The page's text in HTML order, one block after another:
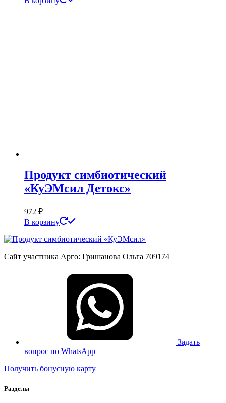
Продукт симбиотический
«КуЭМсил Детокс»
972 ₽
В корзину
Сайт участника Арго: Гришанова Ольга 709174
Задать
вопрос по WhatsApp
Получить бонусную карту
Разделы